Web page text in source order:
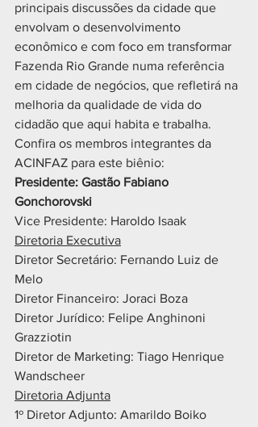
principais discussões da cidade que
envolvam o desenvolvimento
econômico e com foco em transformar
Fazenda Rio Grande numa referência
em cidade de negócios, que refletirá na
melhoria da qualidade de vida do
cidadão que aqui habita e trabalha.
Confira os membros integrantes da
ACINFAZ para este biênio:
Presidente: Gastão Fabiano
Gonchorovski
Vice Presidente: Haroldo Isaak
Diretoria Executiva
Diretor Secretário: Fernando Luiz de
Melo
Diretor Financeiro: Joraci Boza
Diretor Jurídico: Felipe Anghinoni
Grazziotin
Diretor de Marketing: Tiago Henrique
Wandscheer
Diretoria Adjunta
1º Diretor Adjunto: Amarildo Boiko